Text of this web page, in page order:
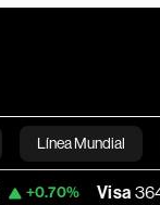
Línea Mundial
Bloomberg
Visa 364.82 -